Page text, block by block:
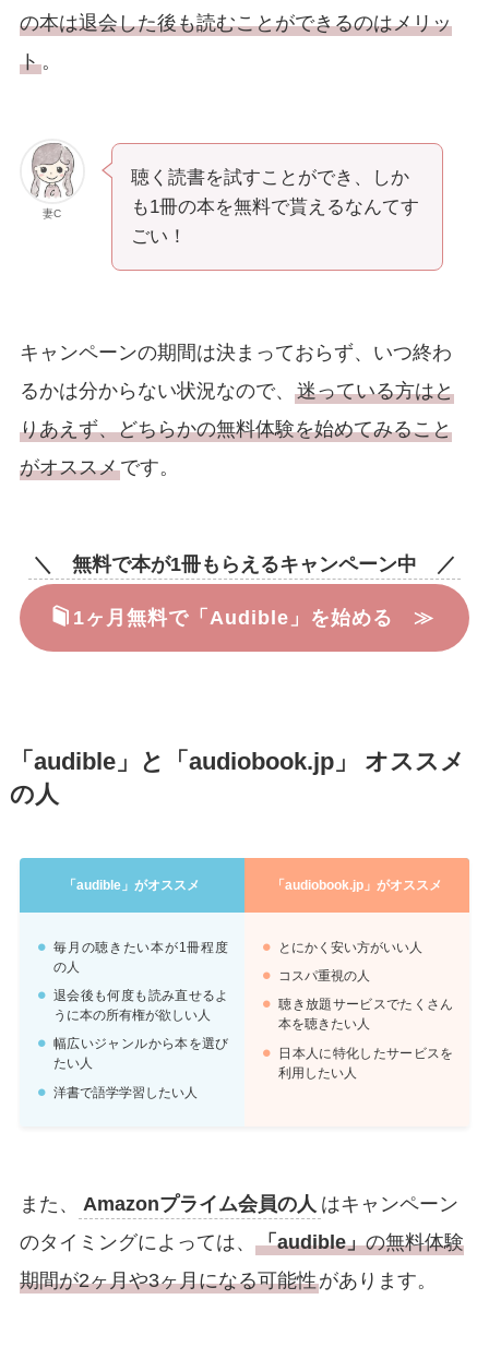
の本は退会した後も読むことができるのはメリッ
ト。
妻C
聴く読書を試すことができ、しか
も1冊の本を無料で貰えるなんてす
ごい！
キャンペーンの期間は決まっておらず、いつ終わ
るかは分からない状況なので、 迷っている方はと
りあえず、どちらかの無料体験を始めてみること
がオススメです。
＼ 無料で本が1冊もらえるキャンペーン中 ／
1ヶ月無料で「Audible」を始める ≫
「audible」と「audiobook.jp」 オススメ
の人
「audible」がオススメ 「audiobook.jp」がオススメ
毎月の聴きたい本が1冊程度
の人
退会後も何度も読み直せるよ
うに本の所有権が欲しい人
幅広いジャンルから本を選び
たい人
洋書で語学学習したい人
とにかく安い方がいい人
コスパ重視の人
聴き放題サービスでたくさん
本を聴きたい人
日本人に特化したサービスを
利用したい人
また、 Amazonプライム会員の人 はキャンペーン
のタイミングによっては、 「audible」の無料体験
期間が2ヶ月や3ヶ月になる可能性があります。